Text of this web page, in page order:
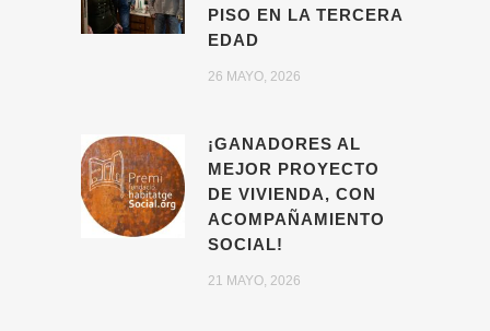
PISO EN LA TERCERA
EDAD
26 MAYO, 2026
¡GANADORES AL
MEJOR PROYECTO
DE VIVIENDA, CON
ACOMPAÑAMIENTO
SOCIAL!
21 MAYO, 2026